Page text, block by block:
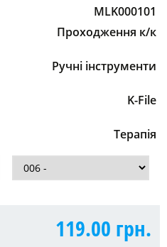
MLK000101
Проходження к/к
Ручні інструменти
K-File
Терапія
119.00 грн.